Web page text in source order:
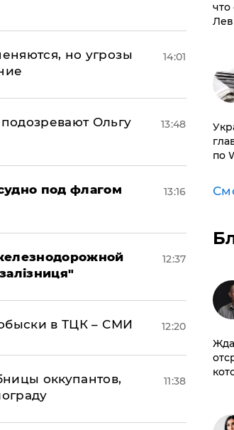
но угрозы
14:01
Ольгу
13:48
под флагом
13:16
12:37
в ТЦК – СМИ 12:20
оккупантов,
11:38
что
по